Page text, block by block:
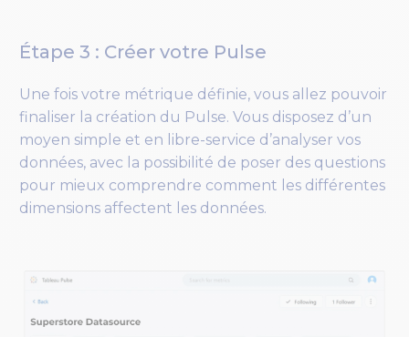
Étape 3 : Créer votre Pulse
Une fois votre métrique définie, vous allez pouvoir
finaliser la création du Pulse. Vous disposez d’un
moyen simple et en libre-service d’analyser vos
données, avec la possibilité de poser des questions
pour mieux comprendre comment les différentes
dimensions affectent les données.